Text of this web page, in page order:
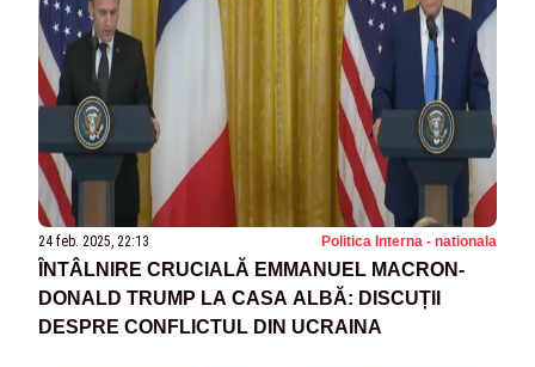
24 feb. 2025, 22:13 Politica Interna - nationala
ÎNTÂLNIRE CRUCIALĂ EMMANUEL MACRON-
DONALD TRUMP LA CASA ALBĂ: DISCUȚII
DESPRE CONFLICTUL DIN UCRAINA